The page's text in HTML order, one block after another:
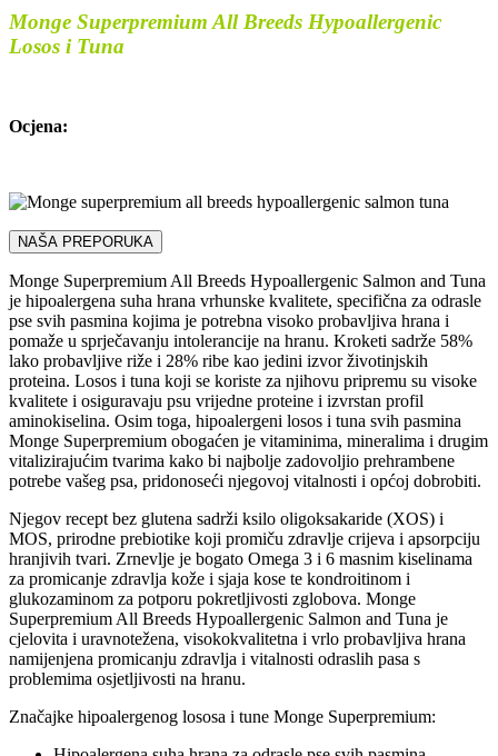
Monge Superpremium All Breeds Hypoallergenic
Losos i Tuna
Ocjena:
NAŠA PREPORUKA
Monge Superpremium All Breeds Hypoallergenic Salmon and Tuna
je hipoalergena suha hrana vrhunske kvalitete, specifična za odrasle
pse svih pasmina kojima je potrebna visoko probavljiva hrana i
pomaže u sprječavanju intolerancije na hranu. Kroketi sadrže 58%
lako probavljive riže i 28% ribe kao jedini izvor životinjskih
proteina. Losos i tuna koji se koriste za njihovu pripremu su visoke
kvalitete i osiguravaju psu vrijedne proteine ​​i izvrstan profil
aminokiselina. Osim toga, hipoalergeni losos i tuna svih pasmina
Monge Superpremium obogaćen je vitaminima, mineralima i drugim
vitalizirajućim tvarima kako bi najbolje zadovoljio prehrambene
potrebe vašeg psa, pridonoseći njegovoj vitalnosti i općoj dobrobiti.
Njegov recept bez glutena sadrži ksilo oligoksakaride (XOS) i
MOS, prirodne prebiotike koji promiču zdravlje crijeva i apsorpciju
hranjivih tvari. Zrnevlje je bogato Omega 3 i 6 masnim kiselinama
za promicanje zdravlja kože i sjaja kose te kondroitinom i
glukozaminom za potporu pokretljivosti zglobova. Monge
Superpremium All Breeds Hypoallergenic Salmon and Tuna je
cjelovita i uravnotežena, visokokvalitetna i vrlo probavljiva hrana
namijenjena promicanju zdravlja i vitalnosti odraslih pasa s
problemima osjetljivosti na hranu.
Značajke hipoalergenog lososa i tune Monge Superpremium: